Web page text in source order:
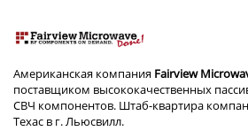
Американская компания Fairview
поставщиком высококачественных
СВЧ компонентов. Штаб-квартира
Техас в г. Льюсвилл.